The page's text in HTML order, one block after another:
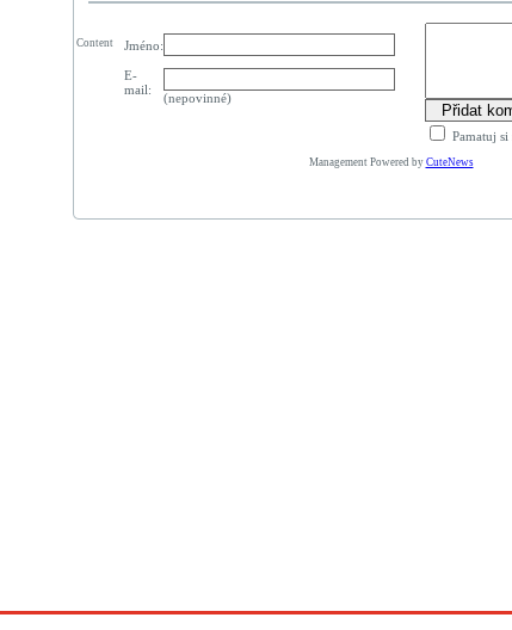
Jméno:
Pamatuj si
E-
mail:
(nepovinné)
Content
Management Powered by CuteNews